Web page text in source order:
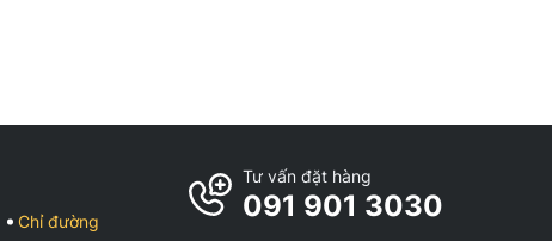
Chỉ đường
Tư vấn đặt hàng
091 901 3030